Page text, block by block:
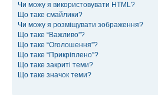
Чи можу я використовувати HTML?
Що таке смайлики?
Чи можу я розміщувати зображення?
Що таке “Важливо”?
Що таке “Оголошення”?
Що таке “Прикріплено”?
Що таке закриті теми?
Що таке значок теми?